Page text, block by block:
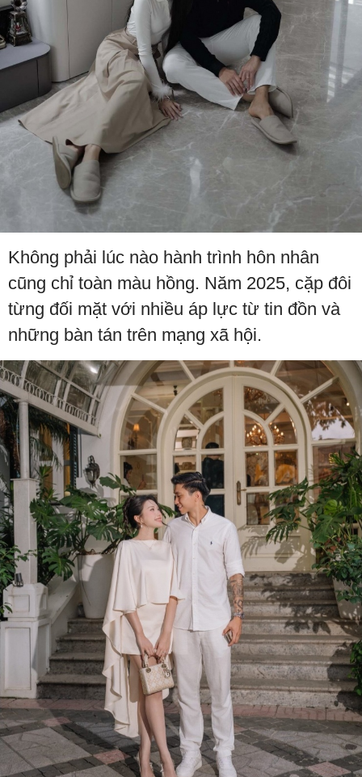
Không phải lúc nào hành trình hôn nhân
cũng chỉ toàn màu hồng. Năm 2025, cặp đôi
từng đối mặt với nhiều áp lực từ tin đồn và
những bàn tán trên mạng xã hội.